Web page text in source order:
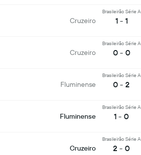
Cruzeiro
Brasileirão Série A
1 - 1
Cruzeiro
Brasileirão Série A
0 - 0
Fluminense
Brasileirão Série A
0 - 2
Fluminense
Brasileirão Série A
1 - 0
Cruzeiro
Brasileirão Série A
2 - 0